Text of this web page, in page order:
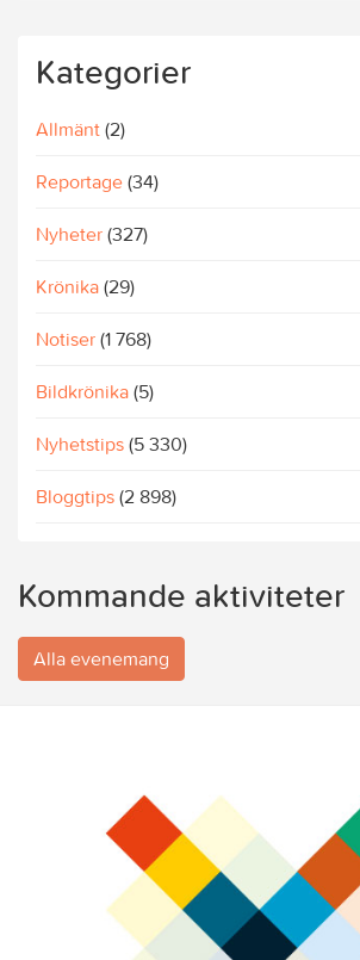
Kategorier
Allmänt (2)
Reportage (34)
Nyheter (327)
Krönika (29)
Notiser (1 768)
Bildkrönika (5)
Nyhetstips (5 330)
Bloggtips (2 898)
Kommande aktiviteter
Alla evenemang